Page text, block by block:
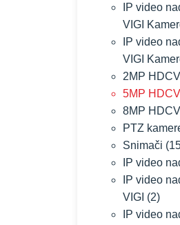
IP video
VIGI
IP video
VIGI
2MP
5MP
8MP
PTZ
Snimači
IP video
IP video
VIGI (2)
IP video